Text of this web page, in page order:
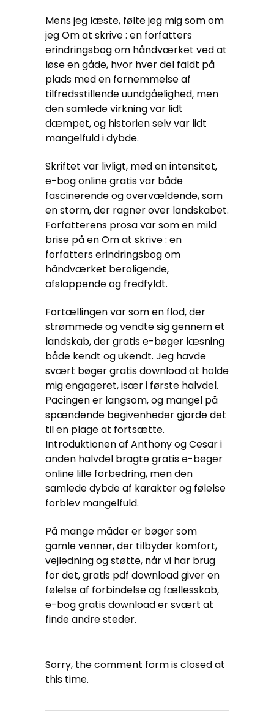
Mens jeg læste, følte jeg mig som om
jeg Om at skrive : en forfatters
erindringsbog om håndværket ved at
løse en gåde, hvor hver del faldt på
plads med en fornemmelse af
tilfredsstillende uundgåelighed, men
den samlede virkning var lidt
dæmpet, og historien selv var lidt
mangelfuld i dybde.
Skriftet var livligt, med en intensitet,
e-bog online gratis var både
fascinerende og overvældende, som
en storm, der ragner over landskabet.
Forfatterens prosa var som en mild
brise på en Om at skrive : en
forfatters erindringsbog om
håndværket beroligende,
afslappende og fredfyldt.
Fortællingen var som en flod, der
strømmede og vendte sig gennem et
landskab, der gratis e-bøger læsning
både kendt og ukendt. Jeg havde
svært bøger gratis download at holde
mig engageret, især i første halvdel.
Pacingen er langsom, og mangel på
spændende begivenheder gjorde det
til en plage at fortsætte.
Introduktionen af Anthony og Cesar i
anden halvdel bragte gratis e-bøger
online lille forbedring, men den
samlede dybde af karakter og følelse
forblev mangelfuld.
På mange måder er bøger som
gamle venner, der tilbyder komfort,
vejledning og støtte, når vi har brug
for det, gratis pdf download giver en
følelse af forbindelse og fællesskab,
e-bog gratis download er svært at
finde andre steder.
Sorry, the comment form is closed at
this time.